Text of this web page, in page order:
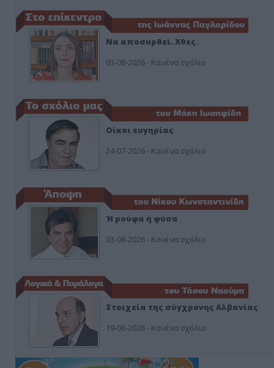
Να αποσυρθεί. Χθες.
03-08-2026 - Κανένα σχόλιο
Οίκοι ευγηρίας
24-07-2026 - Κανένα σχόλιο
Ή ρούφα ή φύσα
03-08-2026 - Κανένα σχόλιο
Στοιχεία της σύγχρονης Αλβανίας
19-06-2026 - Κανένα σχόλιο